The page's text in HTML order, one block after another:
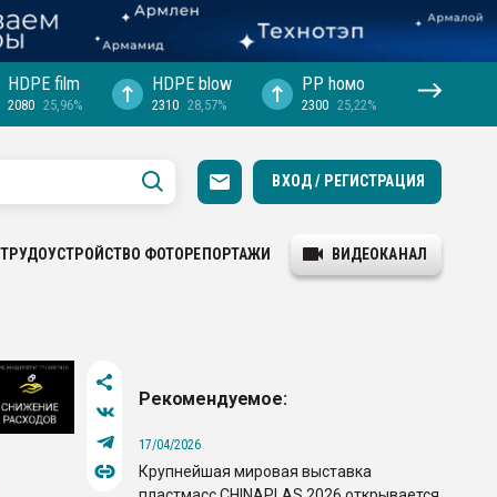
HDPE film
2080 25,96%
HDPE blow
2310 28,57%
PP hомо
2300 25,22%
ВХОД / РЕГИСТРАЦИЯ
ТРУДОУСТРОЙСТВО ФОТОРЕПОРТАЖИ ВИДЕОКАНАЛ
Рекомендуемое:
17/04/2026
Крупнейшая мировая выставка